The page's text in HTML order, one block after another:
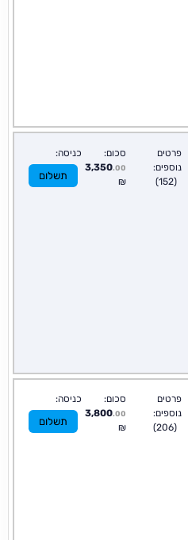
פרטים
נוספים:
(152)
סכום:
3,350.00
₪
כניסה:
תשלום
פרטים
נוספים:
(206)
סכום:
3,800.00
₪
כניסה:
תשלום